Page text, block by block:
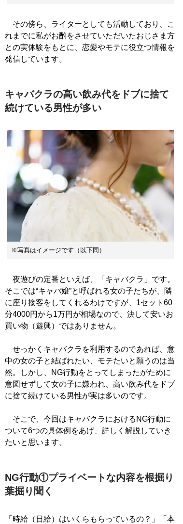
その傍ら、ライターとしても活動しており、こ
れまでに私がお酌をさせていただいたおじさま方
との実体験をもとに、恋愛やモテに役立つ情報を
発信しています。
キャバクラの高い飲み代をドブに捨て
続けている男性が多い
※写真はイメージです（以下同）
夜遊びの定番といえば、「キャバクラ」です。
そこでは“キャバ嬢”と呼ばれる女の子たちが、隣
に座り接客をしてくれるわけですが、1セット60
分4000円から1万円が相場なので、決して安いお
買い物（遊興）ではありません。
せっかくキャバクラを利用するのであれば、意
中の女の子と結ばれたい、モテたいと願うのは当
然。しかし、NG行動をとってしまったがために
意図せずして女の子に嫌われ、高い飲み代をドブ
に捨て続けている男性が実は多いのです。
そこで、今回はキャバクラにおけるNG行動に
ついて6つの具体例をあげ、詳しく解説していき
たいと思います。
NG行動①プライベートな内容を根掘り
葉掘り聞く
「時給（日給）はいくらもらっているの？」「本